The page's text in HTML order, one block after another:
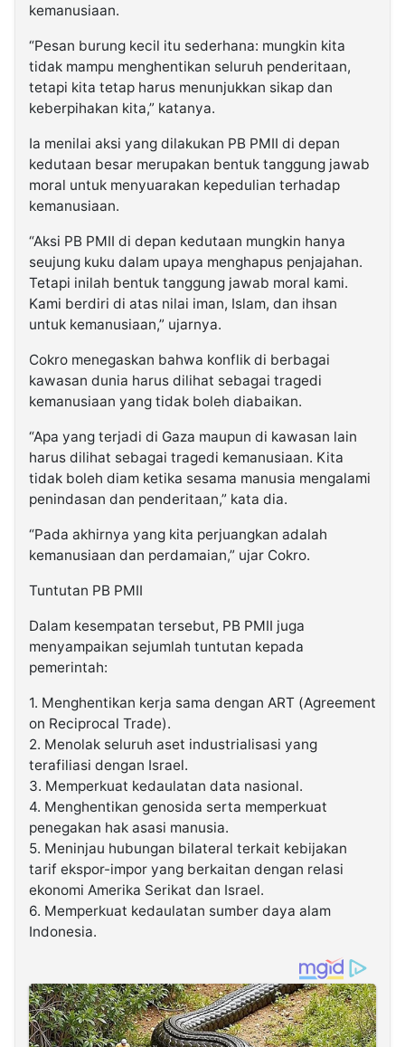
kemanusiaan.
“Pesan burung kecil itu sederhana: mungkin kita
tidak mampu menghentikan seluruh penderitaan,
tetapi kita tetap harus menunjukkan sikap dan
keberpihakan kita,” katanya.
Ia menilai aksi yang dilakukan PB PMII di depan
kedutaan besar merupakan bentuk tanggung jawab
moral untuk menyuarakan kepedulian terhadap
kemanusiaan.
“Aksi PB PMII di depan kedutaan mungkin hanya
seujung kuku dalam upaya menghapus penjajahan.
Tetapi inilah bentuk tanggung jawab moral kami.
Kami berdiri di atas nilai iman, Islam, dan ihsan
untuk kemanusiaan,” ujarnya.
Cokro menegaskan bahwa konflik di berbagai
kawasan dunia harus dilihat sebagai tragedi
kemanusiaan yang tidak boleh diabaikan.
“Apa yang terjadi di Gaza maupun di kawasan lain
harus dilihat sebagai tragedi kemanusiaan. Kita
tidak boleh diam ketika sesama manusia mengalami
penindasan dan penderitaan,” kata dia.
“Pada akhirnya yang kita perjuangkan adalah
kemanusiaan dan perdamaian,” ujar Cokro.
Tuntutan PB PMII
Dalam kesempatan tersebut, PB PMII juga
menyampaikan sejumlah tuntutan kepada
pemerintah:
1. Menghentikan kerja sama dengan ART (Agreement
on Reciprocal Trade).
2. Menolak seluruh aset industrialisasi yang
terafiliasi dengan Israel.
3. Memperkuat kedaulatan data nasional.
4. Menghentikan genosida serta memperkuat
penegakan hak asasi manusia.
5. Meninjau hubungan bilateral terkait kebijakan
tarif ekspor-impor yang berkaitan dengan relasi
ekonomi Amerika Serikat dan Israel.
6. Memperkuat kedaulatan sumber daya alam
Indonesia.